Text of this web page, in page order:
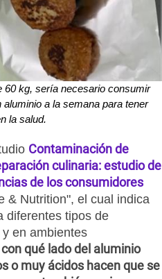
60 kg, sería necesario consumir
a la semana para tener
la salud.
Contaminación de
culinaria: estudio de
de los consumidores
& Nutrition", el cual indica
diferentes tipos de
en ambientes
qué lado del aluminio
o muy ácidos hacen que se